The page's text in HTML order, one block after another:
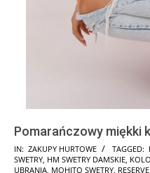
Pomarańczowy miękki
2025-
11-
IN: ZAKUPY HURTOWE TAGGED:
SWETRY, HM SWETRY DAMSKIE,
UBRANIA, MOHITO SWETRY,